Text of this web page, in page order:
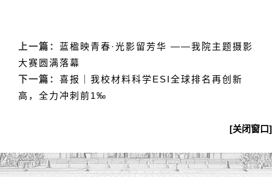
上一篇： 蓝楹映青春·光影留芳华 ——我院主题摄影
大赛圆满落幕
下一篇： 喜报｜我校材料科学ESI全球排名再创新
高，全力冲刺前1‰
[关闭窗口]